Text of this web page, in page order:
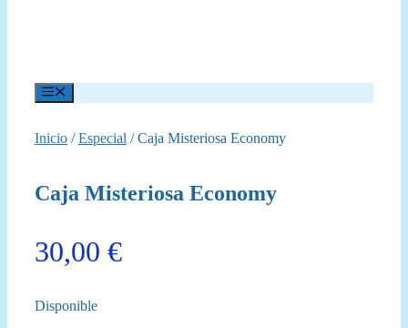
Menú
Inicio /Especial / Caja Misteriosa Economy
Caja Misteriosa Economy
30,00 €
Disponible